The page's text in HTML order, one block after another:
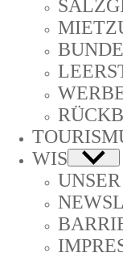
WIS